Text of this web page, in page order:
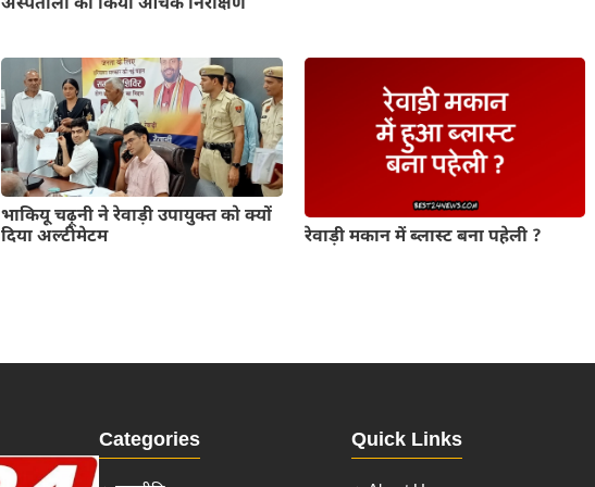
अस्पतालो को किया औचक निरीक्षण
भाकियू चढ़ूनी ने रेवाड़ी उपायुक्त को क्यों
दिया अल्टीमेटम
रेवाड़ी मकान में ब्लास्ट बना पहेली ?
Categories Quick Links